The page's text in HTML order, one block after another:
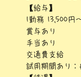
【給与】
1勤務 13,500円
賞与あり
手当あり
交通費支給
試用期間あり：